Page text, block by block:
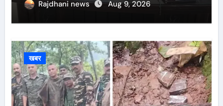
Rajdhani news Aug 9, 2026
खबर